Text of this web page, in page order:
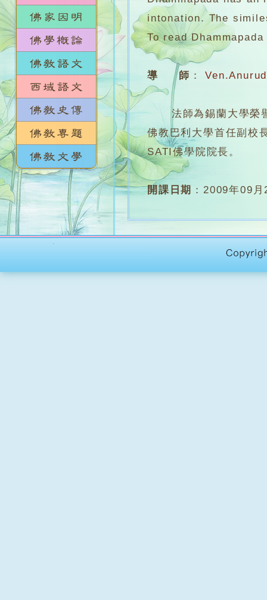
intonation. The
To read
導 師 ：
法師為錫蘭大學榮譽
佛教巴利大學首任副校
SATI佛學院院長。
開課日期 ：2009年09月